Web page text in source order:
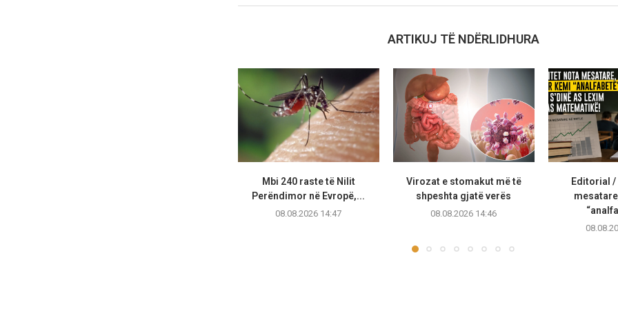
ARTIKUJ TË NDËRLIDHURA
Mbi 240 raste të Nilit
Perëndimor në Evropë,...
08.08.2026 14:47
Virozat e stomakut më të
shpeshta gjatë verës
08.08.2026 14:46
Editorial